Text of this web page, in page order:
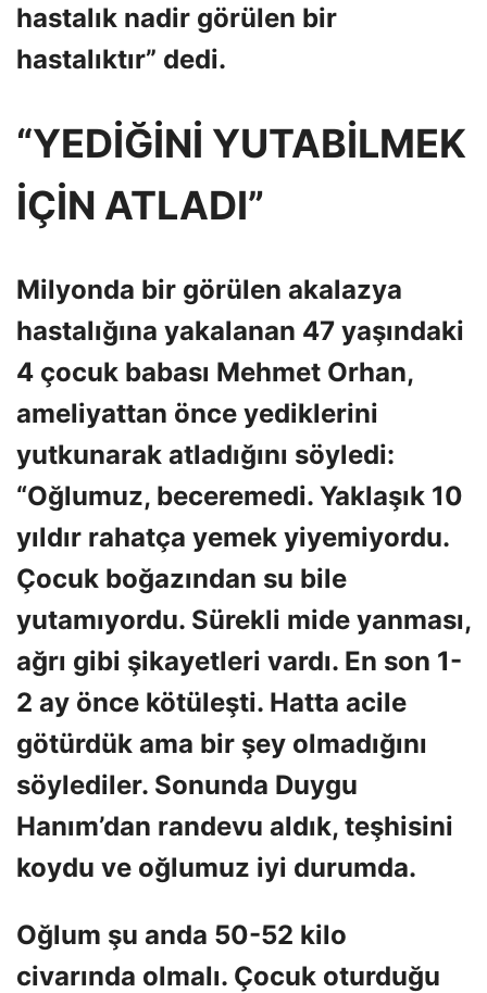
hastalık nadir görülen bir
hastalıktır” dedi.
“YEDİĞİNİ YUTABİLMEK
İÇİN ATLADI”
Milyonda bir görülen akalazya
hastalığına yakalanan 47 yaşındaki
4 çocuk babası Mehmet Orhan,
ameliyattan önce yediklerini
yutkunarak atladığını söyledi:
“Oğlumuz, beceremedi. Yaklaşık 10
yıldır rahatça yemek yiyemiyordu.
Çocuk boğazından su bile
yutamıyordu. Sürekli mide yanması,
ağrı gibi şikayetleri vardı. En son 1-
2 ay önce kötüleşti. Hatta acile
götürdük ama bir şey olmadığını
söylediler. Sonunda Duygu
Hanım’dan randevu aldık, teşhisini
koydu ve oğlumuz iyi durumda.
Oğlum şu anda 50-52 kilo
civarında olmalı. Çocuk oturduğu